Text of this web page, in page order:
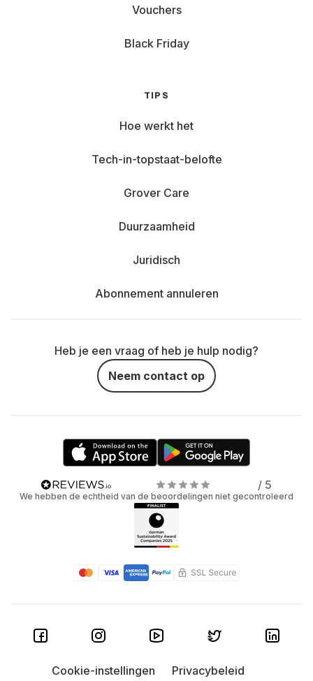
Vouchers
Black Friday
TIPS
Hoe werkt het
Tech-in-topstaat-belofte
Grover Care
Duurzaamheid
Juridisch
Abonnement annuleren
Heb je een vraag of heb je hulp nodig?
Neem contact op
/ 5
We hebben de echtheid van de beoordelingen niet gecontroleerd
Cookie-instellingen
Privacybeleid